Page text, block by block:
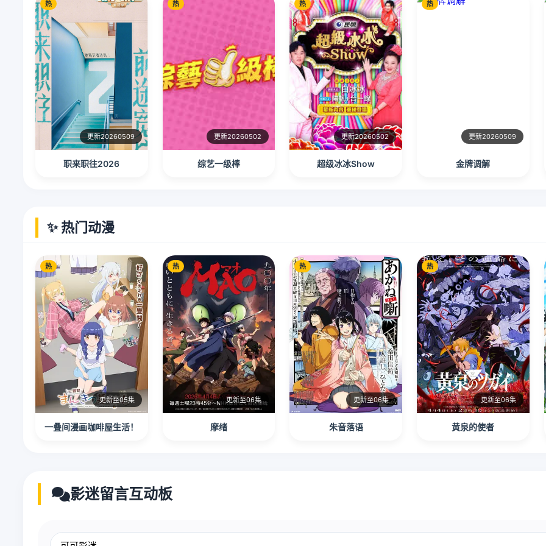
热
更新20260509
职来职往2026
热
更新20260502
综艺一级棒
热
更新20260502
超级冰冰Show
热
更新20260509
金牌调解
✨ 热门动漫
热
更新至05集
一叠间漫画咖啡屋生活！
热
更新至06集
摩绪
热
更新至06集
朱音落语
热
更新至06集
黄泉的使者
影迷留言互动板